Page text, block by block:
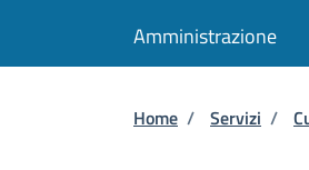
Amministrazione
Briciole
Home / Servizi /